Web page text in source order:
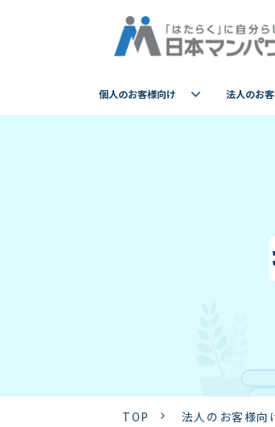
個人のお客様向け 法人のお
TOP 法人のお客様向